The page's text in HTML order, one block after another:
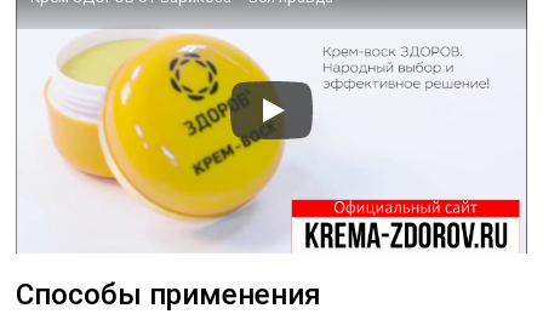
Способы применения